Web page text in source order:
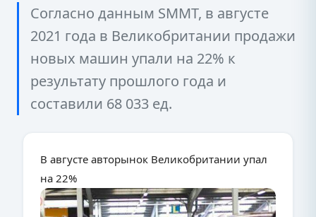
Согласно данным SMMT, в августе
2021 года в Великобритании продажи
новых машин упали на 22% к
результату прошлого года и
составили 68 033 ед.
В августе авторынок Великобритании упал
на 22%